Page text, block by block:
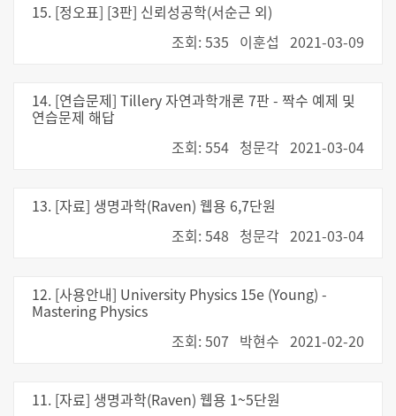
15. [정오표] [3판] 신뢰성공학(서순근 외)
조회: 535 이훈섭 2021-03-09
14. [연습문제] Tillery 자연과학개론 7판 - 짝수 예제 및
연습문제 해답
조회: 554 청문각 2021-03-04
13. [자료] 생명과학(Raven) 웹용 6,7단원
조회: 548 청문각 2021-03-04
12. [사용안내] University Physics 15e (Young) -
Mastering Physics
조회: 507 박현수 2021-02-20
11. [자료] 생명과학(Raven) 웹용 1~5단원